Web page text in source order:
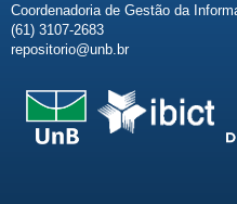
Coordenadoria de Gestão da
(61) 3107-2683
repositorio@unb.br